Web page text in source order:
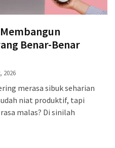
Benar-Benar
2026
merasa sibuk seharian
niat produktif, tapi
malas? Di sinilah